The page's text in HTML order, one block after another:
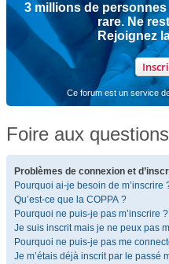
3 millions de
rare. Ne
Rejoignez
Ce forum est un service
Foire aux questions
Problèmes de connexion et
Pourquoi ai-je besoin de m’inscrire
Qu’est-ce que la COPPA ?
Pourquoi ne puis-je pas m’inscrire ?
Je suis inscrit mais je ne peux pas
Pourquoi ne puis-je pas me
Je m’étais déjà inscrit par le passé